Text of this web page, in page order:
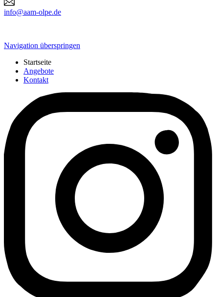
info@aam-olpe.de
Navigation überspringen
Startseite
Angebote
Kontakt